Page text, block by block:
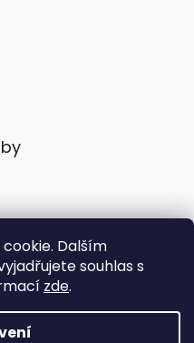
Dalším
souhlas s
zde.